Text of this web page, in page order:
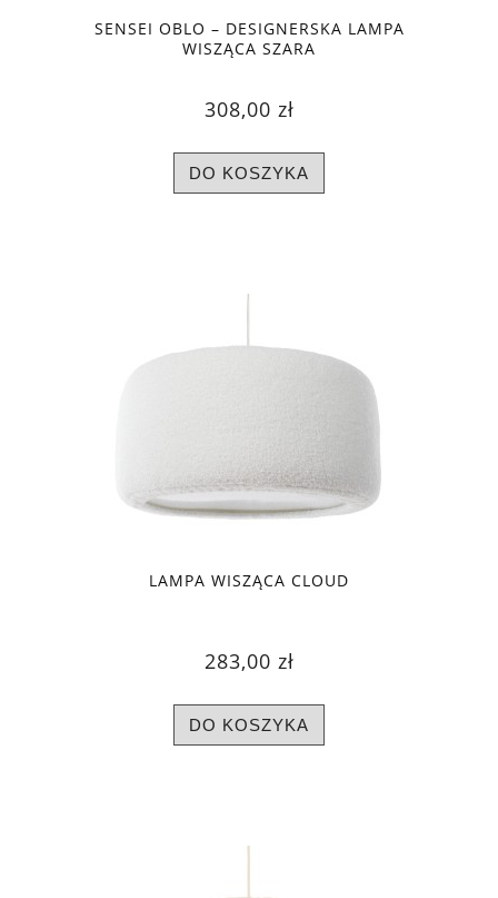
SENSEI OBLO – DESIGNERSKA LAMPA
WISZĄCA SZARA
308,00 zł
DO KOSZYKA
LAMPA WISZĄCA CLOUD
283,00 zł
DO KOSZYKA